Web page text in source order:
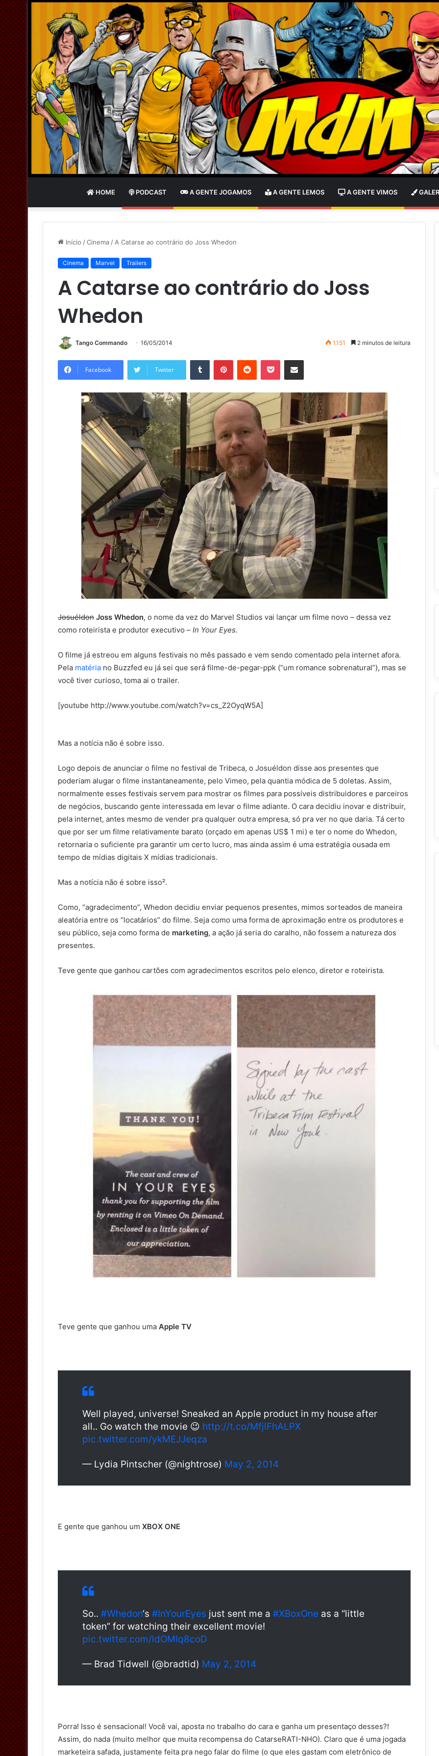
HOME PODCAST A GENTE JOGAMOS A GENTE LEMOS A GENTE VIMOS
Início /Cinema / A Catarse ao contrário do Joss Whedon
Cinema Marvel Trailers
A Catarse ao contrário do Joss
Whedon
Tango Commando 16/05/2014 1.151 2 minutos de leitura
Facebook Twitter
Josuéldon Joss Whedon, o nome da vez do Marvel Studios vai lançar um filme novo – dessa vez
como roteirista e produtor executivo – In Your Eyes.
O filme já estreou em alguns festivais no mês passado e vem sendo comentado pela internet afora.
Pela matéria no Buzzfed eu já sei que será filme-de-pegar-ppk (“um romance sobrenatural”), mas se
você tiver curioso, toma ai o trailer.
[youtube http://www.youtube.com/watch?v=cs_Z2OyqW5A]
Mas a notícia não é sobre isso.
Logo depois de anunciar o filme no festival de Tribeca, o Josuéldon disse aos presentes que
poderiam alugar o filme instantaneamente, pelo Vimeo, pela quantia módica de 5 doletas. Assim,
normalmente esses festivais servem para mostrar os filmes para possíveis distribuidores e parceiros
de negócios, buscando gente interessada em levar o filme adiante. O cara decidiu inovar e distribuir,
pela internet, antes mesmo de vender pra qualquer outra empresa, só pra ver no que daria. Tá certo
que por ser um filme relativamente barato (orçado em apenas US$ 1 mi) e ter o nome do Whedon,
retornaria o suficiente pra garantir um certo lucro, mas ainda assim é uma estratégia ousada em
tempo de mídias digitais X mídias tradicionais.
Mas a notícia não é sobre isso².
Como, “agradecimento”, Whedon decidiu enviar pequenos presentes, mimos sorteados de maneira
aleatória entre os “locatários” do filme. Seja como uma forma de aproximação entre os produtores e
seu público, seja como forma de marketing, a ação já seria do caralho, não fossem a natureza dos
presentes.
Teve gente que ganhou cartões com agradecimentos escritos pelo elenco, diretor e roteirista.
Teve gente que ganhou uma Apple TV
Well played, universe! Sneaked an Apple product in my house after
all.. Go watch the movie 😉 http://t.co/MfjlFhALPX
pic.twitter.com/ykMEJJeqza
— Lydia Pintscher (@nightrose) May 2, 2014
E gente que ganhou um XBOX ONE
So.. #Whedon‘s #InYourEyes just sent me a #XBoxOne as a “little
token” for watching their excellent movie!
pic.twitter.com/ldOMIq8coD
— Brad Tidwell (@bradtid) May 2, 2014
Porra! Isso é sensacional! Você vai, aposta no trabalho do cara e ganha um presentaço desses?!
Assim, do nada (muito melhor que muita recompensa do CatarseRATI-NHO). Claro que é uma jogada
marketeira safada, justamente feita pra nego falar do filme (o que eles gastam com eletrônico de